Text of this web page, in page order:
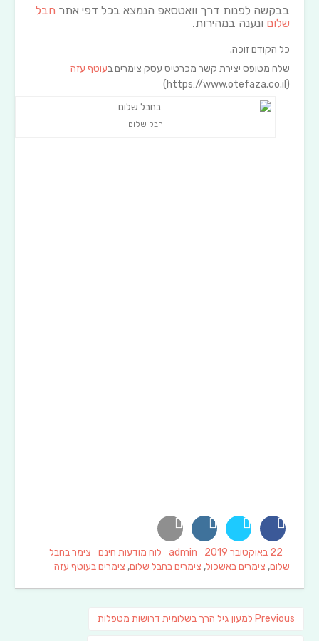
בבקשה לפנות דרך וואטסאפ הנמצא בכל דפי אתר חבל
שלום ונענה במהירות.
כל הקודם זוכה.
שלח מטופס יצירת קשר מכרטיס עסק צימרים בעוטף עזה
(https://www.otefaza.co.il)
חבל שלום
Posted
on
22 באוקטובר 2019 Author
admin
Categories
לוח מודעות חינם Tags
צימר בחבל
שלום, צימרים באשכול, צימרים בחבל שלום, צימרים בעוטף עזה
Previous
Previous
למעון גיל הרך בשלומית דרושות מטפלות